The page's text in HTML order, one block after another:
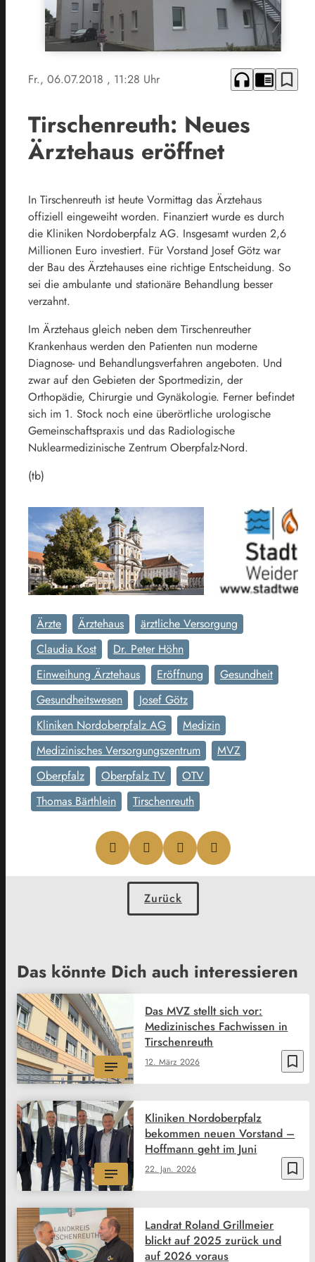
Fr., 06.07.2018 , 11:28 Uhr headphones chrome_reader_mode bookmark_border
Tirschenreuth: Neues
Ärztehaus eröffnet
In Tirschenreuth ist heute Vormittag das Ärztehaus
offiziell eingeweiht worden. Finanziert wurde es durch
die Kliniken Nordoberpfalz AG. Insgesamt wurden 2,6
Millionen Euro investiert. Für Vorstand Josef Götz war
der Bau des Ärztehauses eine richtige Entscheidung. So
sei die ambulante und stationäre Behandlung besser
verzahnt.
Im Ärztehaus gleich neben dem Tirschenreuther
Krankenhaus werden den Patienten nun moderne
Diagnose- und Behandlungsverfahren angeboten. Und
zwar auf den Gebieten der Sportmedizin, der
Orthopädie, Chirurgie und Gynäkologie. Ferner befindet
sich im 1. Stock noch eine überörtliche urologische
Gemeinschaftspraxis und das Radiologische
Nuklearmedizinische Zentrum Oberpfalz-Nord.
(tb)
Ärzte Ärztehaus
ärztliche Versorgung
Claudia Kost
Dr. Peter Höhn
Einweihung Ärztehaus
Eröffnung
Gesundheit
Gesundheitswesen
Josef Götz
Kliniken Nordoberpfalz AG
Medizin
Medizinisches Versorgungszentrum
MVZ
Oberpfalz
Oberpfalz TV
OTV
Thomas Bärthlein
Tirschenreuth
Zurück
Das könnte Dich auch interessieren
bookmark_border
12. März 2026
Das MVZ stellt sich vor:
Medizinisches Fachwissen in
Tirschenreuth
bookmark_border
22. Jan. 2026
Kliniken Nordoberpfalz
bekommen neuen Vorstand –
Hoffmann geht im Juni
Landrat Roland Grillmeier
blickt auf 2025 zurück und
auf 2026 voraus